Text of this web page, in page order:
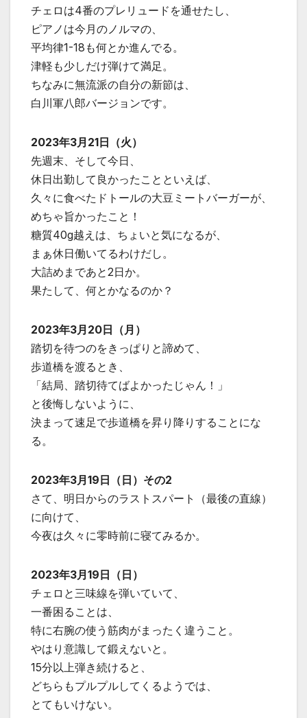
チェロは4番のプレリュードを通せたし、
ピアノは今月のノルマの、
平均律1-18も何とか進んでる。
津軽も少しだけ弾けて満足。
ちなみに無流派の自分の新節は、
白川軍八郎バージョンです。
2023年3月21日（火）
先週末、そして今日、
休日出勤して良かったことといえば、
久々に食べたドトールの大豆ミートバーガーが、
めちゃ旨かったこと！
糖質40g越えは、ちょいと気になるが、
まぁ休日働いてるわけだし。
大詰めまであと2日か。
果たして、何とかなるのか？
2023年3月20日（月）
踏切を待つのをきっぱりと諦めて、
歩道橋を渡るとき、
「結局、踏切待てばよかったじゃん！」
と後悔しないように、
決まって速足で歩道橋を昇り降りすることにな
る。
2023年3月19日（日）その2
さて、明日からのラストスパート（最後の直線）
に向けて、
今夜は久々に零時前に寝てみるか。
2023年3月19日（日）
チェロと三味線を弾いていて、
一番困ることは、
特に右腕の使う筋肉がまったく違うこと。
やはり意識して鍛えないと。
15分以上弾き続けると、
どちらもプルプルしてくるようでは、
とてもいけない。